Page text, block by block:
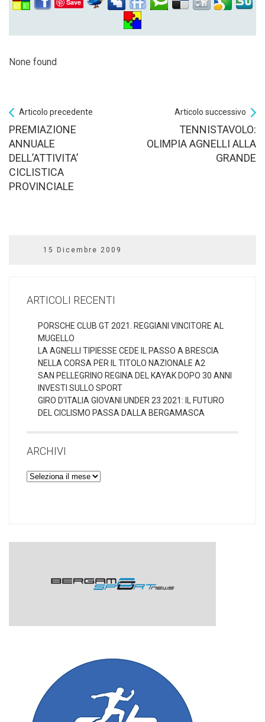
Save
None found
Articolo precedente
PREMIAZIONE
ANNUALE
DELL’ATTIVITA’
CICLISTICA
PROVINCIALE
Articolo successivo
TENNISTAVOLO:
OLIMPIA AGNELLI ALLA
GRANDE
15 Dicembre 2009
ARTICOLI RECENTI
PORSCHE CLUB GT 2021. REGGIANI VINCITORE AL
MUGELLO
LA AGNELLI TIPIESSE CEDE IL PASSO A BRESCIA
NELLA CORSA PER IL TITOLO NAZIONALE A2
SAN PELLEGRINO REGINA DEL KAYAK DOPO 30 ANNI
INVESTI SULLO SPORT
GIRO D’ITALIA GIOVANI UNDER 23 2021: IL FUTURO
DEL CICLISMO PASSA DALLA BERGAMASCA
ARCHIVI
Archivi